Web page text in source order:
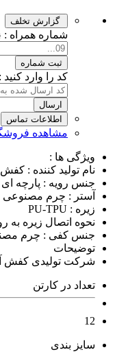
گزارش تخلف
شماره همراه :
ثبت شماره
کد را وارد کنید :
ارسال
اطلاعات تماس
مشاهده
ویژگی ها :
نام تولید کننده :
جنس رویه : پارچه ای
آستر : چرم مصنوعی
زیره : PU-TPU
نحوه اتصال زیره
جنس کفی : چرم
توضیحات
شرکت تولیدی کفش
تعداد در کارتن
12
سایز بندی